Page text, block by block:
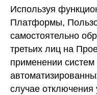
Используя
Платформы,
самостоятельно
третьих лиц на
применении
случае